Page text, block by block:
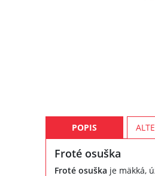
POPIS
Froté osuška
Froté osuška je mäkká,